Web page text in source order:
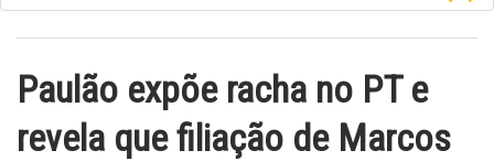
Paulão expõe racha no PT e
revela que filiação de Marcos